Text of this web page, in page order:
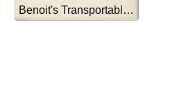
Benoit's Transportable Luft-gasværker - 1903